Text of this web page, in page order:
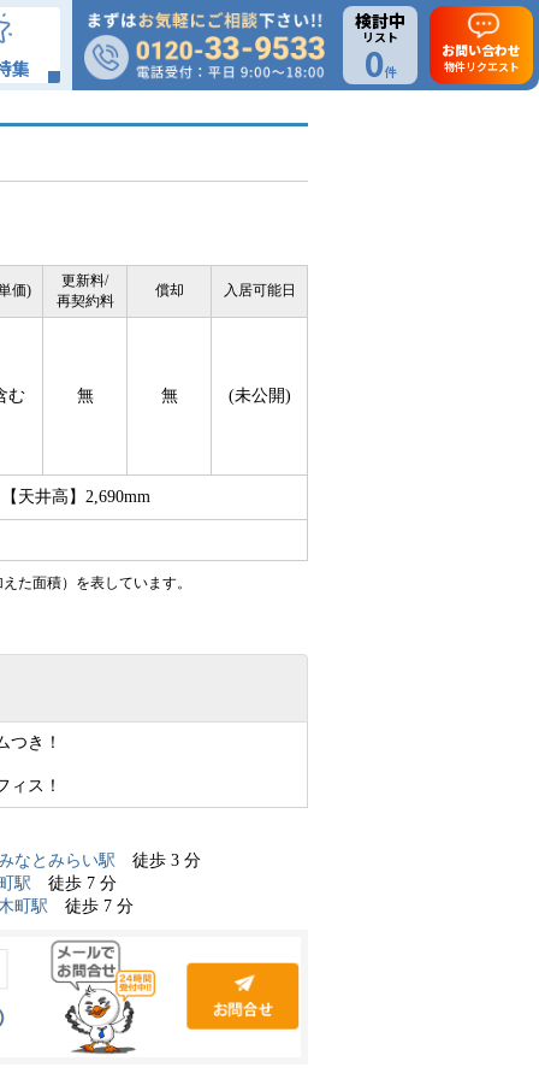
集
検討中
リスト
0件
お問い合わせ
物件リクエスト
価)
更新料/
再契約料
償却 入居可能日
む 無 無 (未公開)
天井高】2,690mm
た面積）を表しています。
つき！
ィス！
なとみらい駅 徒歩 3 分
駅 徒歩 7 分
町駅 徒歩 7 分